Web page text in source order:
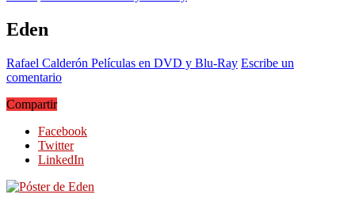
Eden
Rafael Calderón Películas en DVD y Blu-Ray Escribe un
comentario
Compartir
Facebook
Twitter
LinkedIn